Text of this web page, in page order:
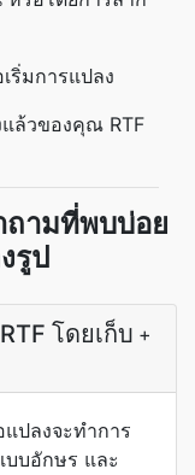
ริ่มการแปลง
ล้วของคุณ RTF
ถามที่พบบ่อย
รูป
โดยเก็บ +
ปลงจะทำการ
บบอักษร และ